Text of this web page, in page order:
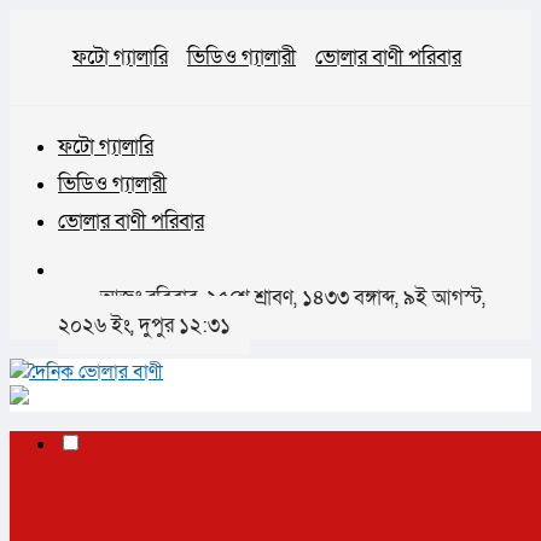
ফটো গ্যালারি ভিডিও গ্যালারী ভোলার বাণী পরিবার
ফটো গ্যালারি
ভিডিও গ্যালারী
ভোলার বাণী পরিবার
আজঃ রবিবার, ২৫শে শ্রাবণ, ১৪৩৩ বঙ্গাব্দ, ৯ই আগস্ট,
২০২৬ ইং, দুপুর ১২:৩১
✕